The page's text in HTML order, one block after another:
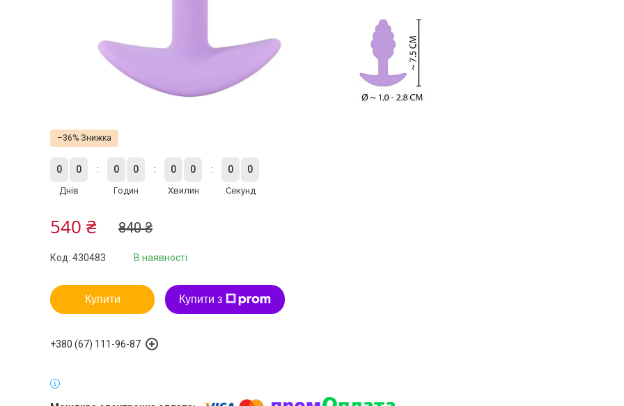
–36%
0 0
Днів
0 0
Годин
0 0
Хвилин
0 0
Секунд
840 ₴
540 ₴
В наявності
Код: 430483
Купити Купити з
+380 (67) 111-96-87